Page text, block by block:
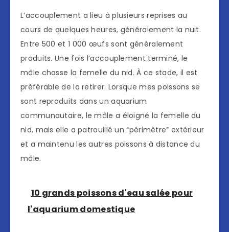
L’accouplement a lieu à plusieurs reprises au
cours de quelques heures, généralement la nuit.
Entre 500 et 1 000 œufs sont généralement
produits. Une fois l’accouplement terminé, le
mâle chasse la femelle du nid. À ce stade, il est
préférable de la retirer. Lorsque mes poissons se
sont reproduits dans un aquarium
communautaire, le mâle a éloigné la femelle du
nid, mais elle a patrouillé un “périmètre” extérieur
et a maintenu les autres poissons à distance du
mâle.
10 grands poissons d'eau salée pour
l'aquarium domestique